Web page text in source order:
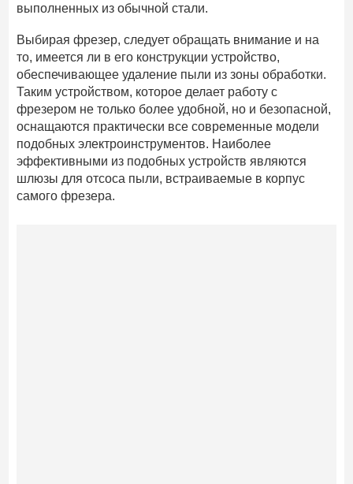
выполненных из обычной стали.
Выбирая фрезер, следует обращать внимание и на
то, имеется ли в его конструкции устройство,
обеспечивающее удаление пыли из зоны обработки.
Таким устройством, которое делает работу с
фрезером не только более удобной, но и безопасной,
оснащаются практически все современные модели
подобных электроинструментов. Наиболее
эффективными из подобных устройств являются
шлюзы для отсоса пыли, встраиваемые в корпус
самого фрезера.